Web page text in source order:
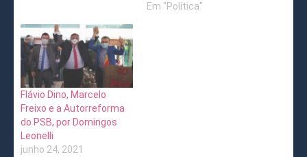
Em "Política"
Flávio Dino, Marcelo
Freixo e a Autorreforma
do PSB, por Domingos
Leonelli
junho 24, 2021